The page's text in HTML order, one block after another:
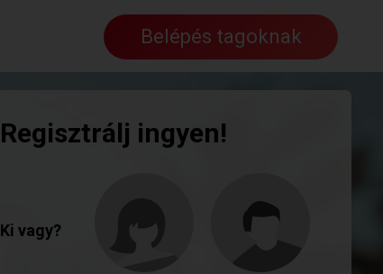
Belépés tagoknak
Regisztrálj ingyen!
Ki vagy?